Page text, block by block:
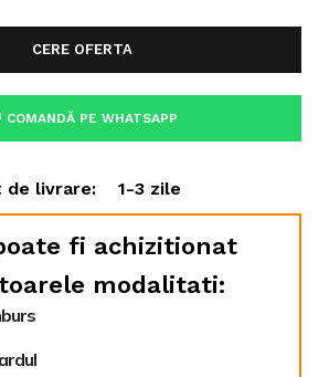
CERE OFERTA
COMANDĂ PE WHATSAPP
de livrare: 1-3 zile
fi achizitionat
modalitati: